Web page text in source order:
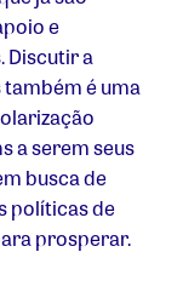
e
Discutir a
é uma
a serem seus
busca de
políticas de
prosperar.